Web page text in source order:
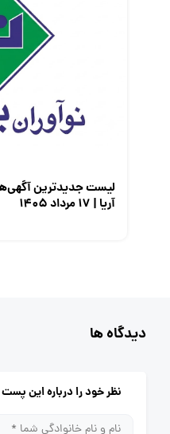
لیست جدیدترین
آریا | ۱۷ مرداد ۱۴۰۵
دیدگاه ها
نظر خود را درباره این